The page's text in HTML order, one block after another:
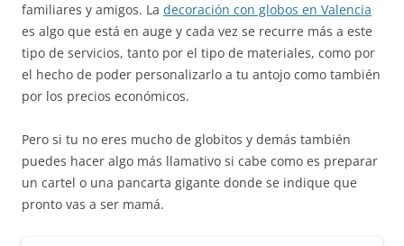
familiares y amigos. La decoración con globos en Valencia
es algo que está en auge y cada vez se recurre más a este
tipo de servicios, tanto por el tipo de materiales, como por
el hecho de poder personalizarlo a tu antojo como también
por los precios económicos.
Pero si tu no eres mucho de globitos y demás también
puedes hacer algo más llamativo si cabe como es preparar
un cartel o una pancarta gigante donde se indique que
pronto vas a ser mamá.